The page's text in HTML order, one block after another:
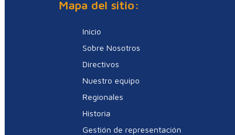
Mapa del sitio:
Inicio
Sobre Nosotros
Directivos
Nuestro equipo
Regionales
Historia
Gestión de representación